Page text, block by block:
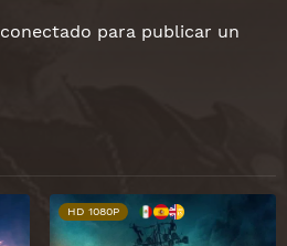
conectado para publicar un
HD 1080P